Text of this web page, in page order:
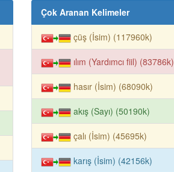
Çok Aranan Kelimeler
çüş (İsim) (117960k)
ılım (Yardımcı fiil) (83786k)
hasır (İsim) (68090k)
akış (Sayı) (50190k)
çalı (İsim) (45695k)
karış (İsim) (42156k)